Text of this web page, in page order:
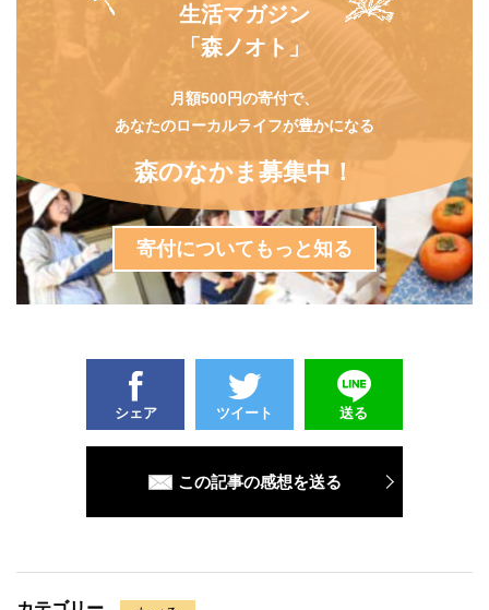
生活マガジン
「森ノオト」
月額500円の寄付で、
あなたのローカルライフが豊かになる
森のなかま募集中！
寄付についてもっと知る
シェア ツイート 送る
この記事の感想を送る